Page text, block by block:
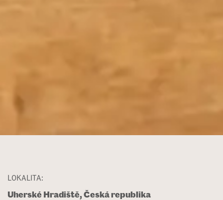
LOKALITA:
Uherské Hradiště, Česká republika